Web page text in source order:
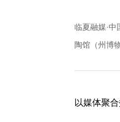
临夏融媒·
陶馆（州博
以媒体聚